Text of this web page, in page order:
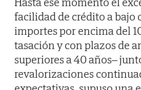
facilidad de crédito a bajo
importes por encima del
tasación y con plazos de
superiores a 40 años–
revalorizaciones